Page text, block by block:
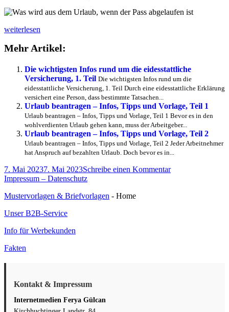
Was
aus
Urlaub,
wenn
abgelaufen
weiterlesen
Mehr Artikel:
Die wichtigsten Infos rund um die eidesstattliche
Versicherung, 1. Teil Die wichtigsten Infos rund um die
eidesstattliche Versicherung, 1. Teil Durch eine eidesstattliche Erklärung
versichert eine Person, dass bestimmte Tatsachen...
Urlaub beantragen – Infos, Tipps und Vorlage, Teil 1
Urlaub beantragen – Infos, Tipps und Vorlage, Teil 1 Bevor es in den
wohlverdienten Urlaub gehen kann, muss der Arbeitgeber...
Urlaub beantragen – Infos, Tipps und Vorlage, Teil 2
Urlaub beantragen – Infos, Tipps und Vorlage, Teil 2 Jeder Arbeitnehmer
hat Anspruch auf bezahlten Urlaub. Doch bevor es in...
Veröffentlicht
am
7. Mai 20237. Mai 2023Schreibe einen Kommentarzu
Impressum – Datenschutz
Mustervorlagen & Briefvorlagen - Home
Unser B2B-Service
Info für Werbekunden
Fakten
Kontakt & Impressum
Internetmedien Ferya Gülcan